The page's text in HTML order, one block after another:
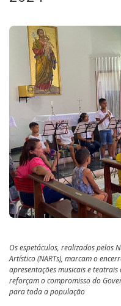
Os espetáculos, realizados pelos
Artístico (NARTs), marcam o
apresentações musicais e
reforçam o compromisso do
para toda a população